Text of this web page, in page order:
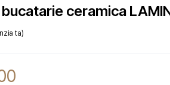
ceramica
ta